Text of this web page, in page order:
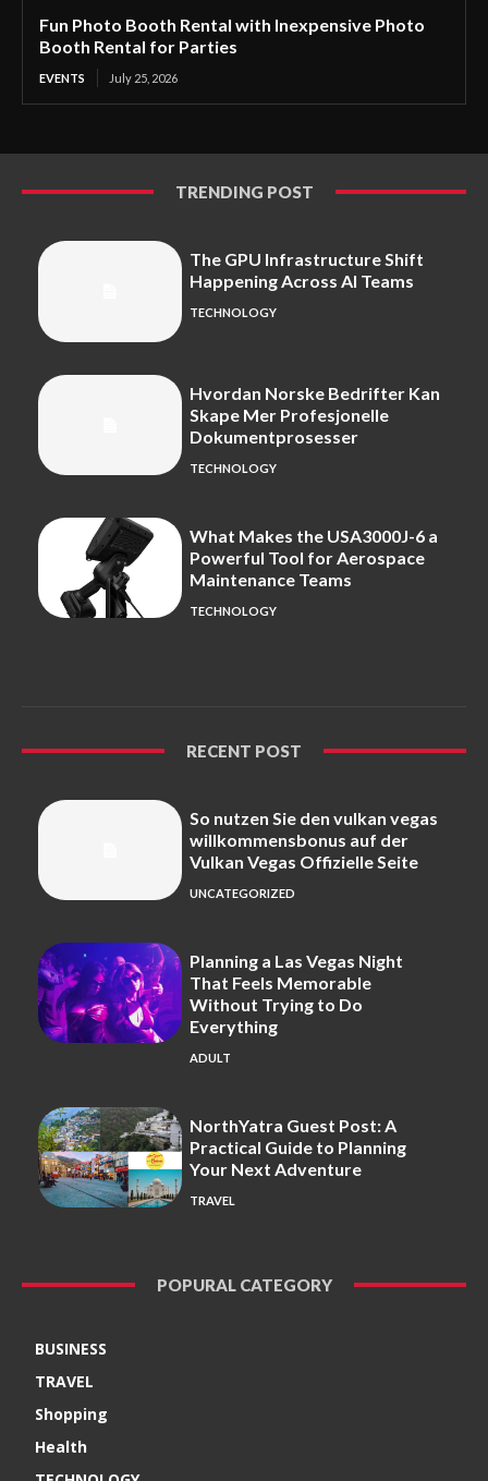
Fun Photo Booth Rental with Inexpensive Photo
Booth Rental for Parties
EVENTS July 25, 2026
TRENDING POST
The GPU Infrastructure Shift
Happening Across AI Teams
TECHNOLOGY
Hvordan Norske Bedrifter Kan
Skape Mer Profesjonelle
Dokumentprosesser
TECHNOLOGY
What Makes the USA3000J-6 a
Powerful Tool for Aerospace
Maintenance Teams
TECHNOLOGY
RECENT POST
So nutzen Sie den vulkan vegas
willkommensbonus auf der
Vulkan Vegas Offizielle Seite
UNCATEGORIZED
Planning a Las Vegas Night
That Feels Memorable
Without Trying to Do
Everything
ADULT
NorthYatra Guest Post: A
Practical Guide to Planning
Your Next Adventure
TRAVEL
POPURAL CATEGORY
BUSINESS
TRAVEL
Shopping
Health